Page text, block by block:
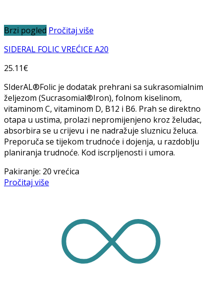
Brzi pogled Pročitaj više
SIDERAL FOLIC VREĆICE A20
25.11€
SIderAL®Folic je dodatak prehrani sa sukrasomialnim
željezom (Sucrasomial®Iron), folnom kiselinom,
vitaminom C, vitaminom D, B12 i B6. Prah se direktno
otapa u ustima, prolazi nepromijenjeno kroz želudac,
absorbira se u crijevu i ne nadražuje sluznicu želuca.
Preporuča se tijekom trudnoće i dojenja, u razdoblju
planiranja trudnoće. Kod iscrpljenosti i umora.
Pakiranje: 20 vrećica
Pročitaj više